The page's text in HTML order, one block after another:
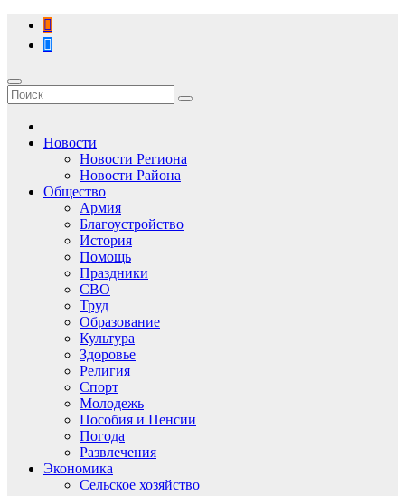
Перейти
содержимому
Новости
Новости Региона
Новости Района
Общество
Армия
Благоустройство
История
Помощь
Праздники
СВО
Труд
Образование
Культура
Здоровье
Религия
Спорт
Молодежь
Пособия и Пенсии
Погода
Развлечения
Экономика
Сельское хозяйство